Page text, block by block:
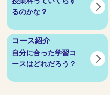
るのかな？
コース紹介
自分に合った学習コ
ースはどれだろう？